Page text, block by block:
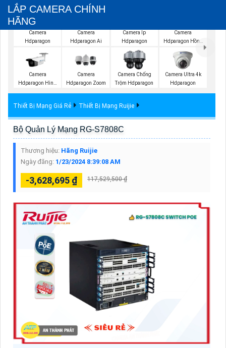
LẮP CAMERA CHÍNH
HÃNG
Camera
Hdparagon
Camera
Hdparagon Ai
Camera Ip
Hdparagon
Camera
Hdparagon Hồng
Ngoại
Camera
Hdparagon Hình
Camera
Hdparagon Zoom
Camera Chống
Trộm Hdparagon
Camera Ultra 4k
Hdparagon
Thiết Bị Mạng Giá Rẻ Thiết Bị Mạng Ruijie
Bộ Quản Lý Mạng RG-S7808C
Thương hiệu: Hãng Ruijie
Ngày đăng: 1/23/2024 8:39:08 AM
-3,628,695 ₫ 117,529,500 ₫